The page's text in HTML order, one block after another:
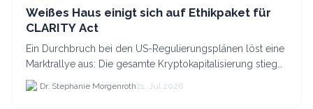
Weißes Haus einigt sich auf Ethikpaket für
CLARITY Act
Ein Durchbruch bei den US-Regulierungsplänen löst eine
Marktrallye aus: Die gesamte Kryptokapitalisierung stieg
am 21.
Dr. Stephanie Morgenroth21. Jul 2026